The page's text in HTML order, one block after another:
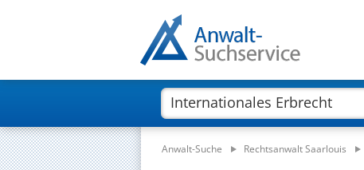
Anwalt-Suche Rechtsanwalt Saarlouis